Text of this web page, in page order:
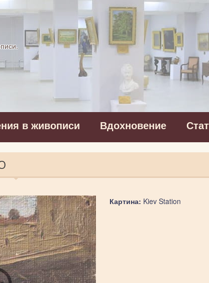
галерея
в живописи Вдохновение
Картина: Kiev Station